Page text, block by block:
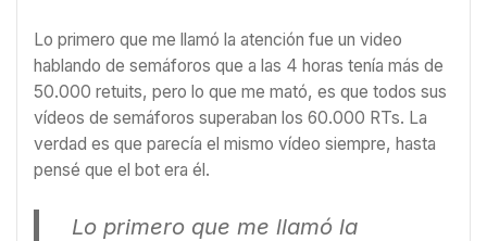
Lo primero que me llamó la atención fue un video
hablando de semáforos que a las 4 horas tenía más de
50.000 retuits, pero lo que me mató, es que todos sus
vídeos de semáforos superaban los 60.000 RTs. La
verdad es que parecía el mismo vídeo siempre, hasta
pensé que el bot era él.
Lo primero que me llamó la